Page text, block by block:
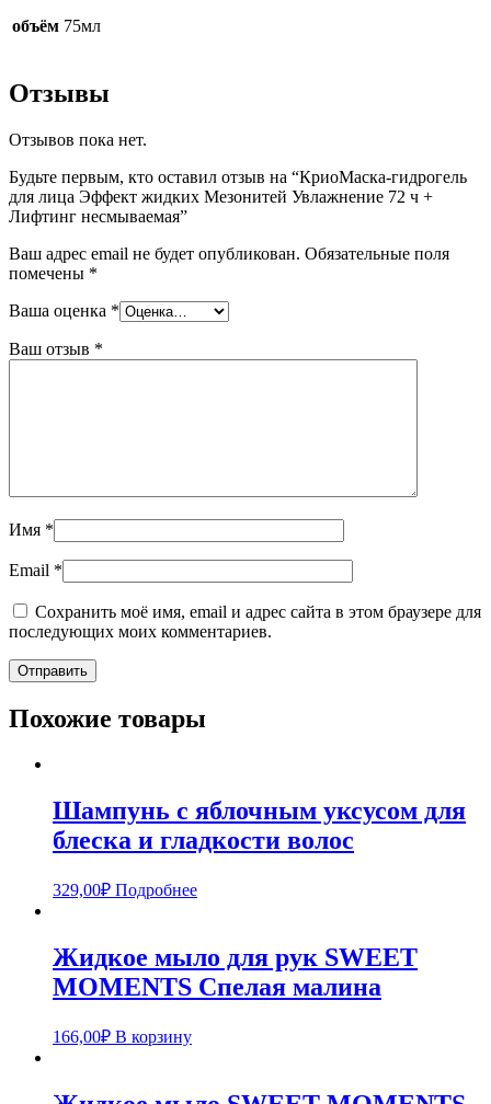
объём 75мл
Отзывы
Отзывов пока нет.
Будьте первым, кто оставил отзыв на “КриоМаска-гидрогель
для лица Эффект жидких Мезонитей Увлажнение 72 ч +
Лифтинг несмываемая”
Ваш адрес email не будет опубликован. Обязательные поля
помечены *
Ваша оценка *
Ваш отзыв *
Имя *
Email *
Сохранить моё имя, email и адрес сайта в этом браузере для
последующих моих комментариев.
Похожие товары
Шампунь с яблочным уксусом для
блеска и гладкости волос
329,00₽ Подробнее
Жидкое мыло для рук SWEET
MOMENTS Спелая малина
166,00₽ В корзину